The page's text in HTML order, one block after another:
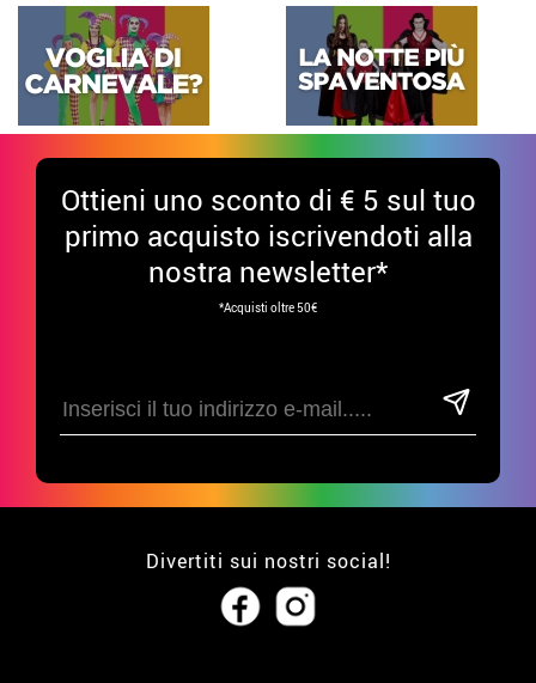
Ottieni uno sconto di € 5 sul tuo
primo acquisto iscrivendoti alla
nostra newsletter*
*Acquisti oltre 50€
Divertiti sui nostri social!